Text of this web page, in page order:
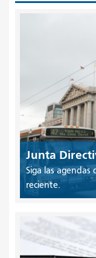
Junta
Siga las
reciente.